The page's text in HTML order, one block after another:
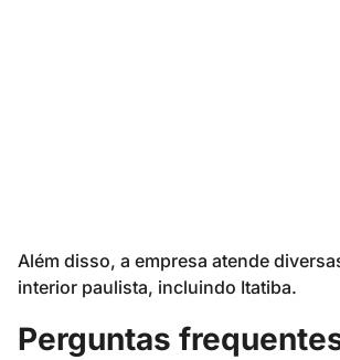
Além disso, a empresa atende
interior paulista, incluindo Itatiba.
Perguntas